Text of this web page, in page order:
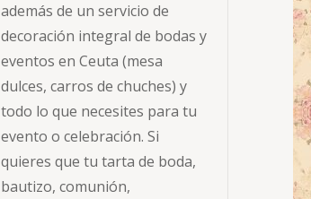
además de un servicio de
decoración integral de bodas y
eventos en Ceuta (mesa
dulces, carros de chuches) y
todo lo que necesites para tu
evento o celebración. Si
quieres que tu tarta de boda,
bautizo, comunión,